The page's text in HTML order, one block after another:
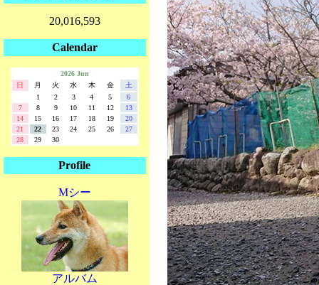
20,016,593
Calendar
2026 Jun
日
月 火 水 木 金
土
1
2 3 4 5
6
7
8 9 10 11 12
13
14
15 16 17 18 19
20
21
22 23 24 25 26
27
28
29 30
Profile
Mシー
アルバム